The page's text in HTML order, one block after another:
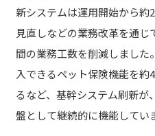
新システムは運用開始から約
見直しなどの業務改革を通じ
間の業務工数を削減しました
入できるペット保険機能を約
るなど、基幹システム刷新
盤として継続的に機能してい